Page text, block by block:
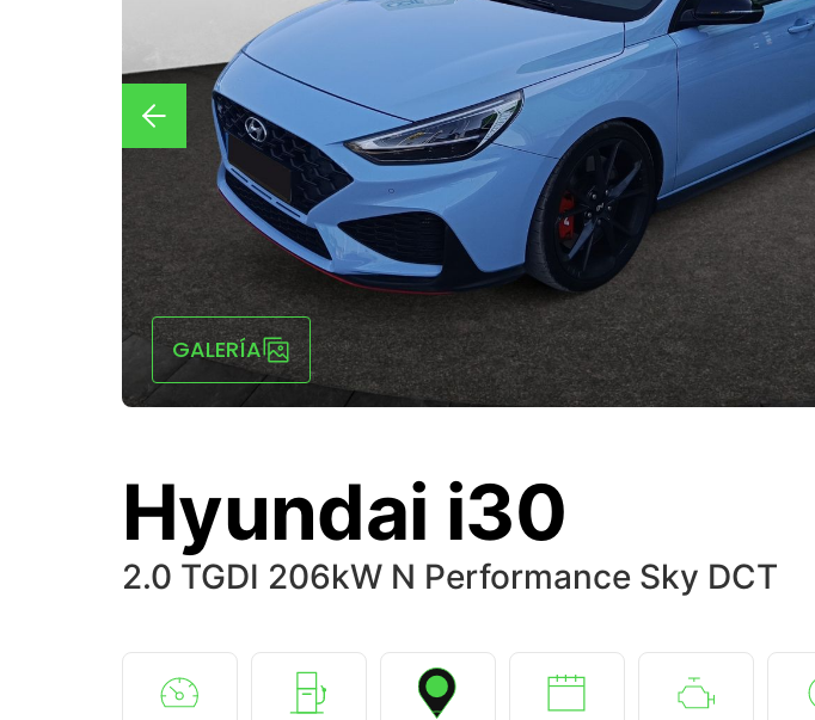
GALERÍA
Hyundai i30
2.0 TGDI 206kW N Performance Sky DCT